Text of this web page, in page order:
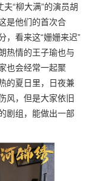
“柳大满”的演员胡
是他们的首次合
，看来这“姗姗来迟”
热情的王子瑜也与
也会经常一起聚
的夏日里，日夜兼
风，但是大家依旧
剧组，能做出一部